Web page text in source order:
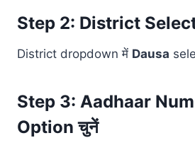
Step 2: District
District dropdown में Dausa
Step 3: Aadhaar
Option चुनें